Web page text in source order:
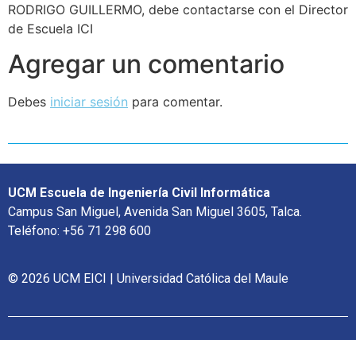
RODRIGO GUILLERMO, debe contactarse con el Director
de Escuela ICI
Agregar un comentario
Debes iniciar sesión para comentar.
UCM Escuela de Ingeniería Civil Informática
Campus San Miguel, Avenida San Miguel 3605, Talca.
Teléfono: +56 71 298 600
© 2026 UCM EICI | Universidad Católica del Maule